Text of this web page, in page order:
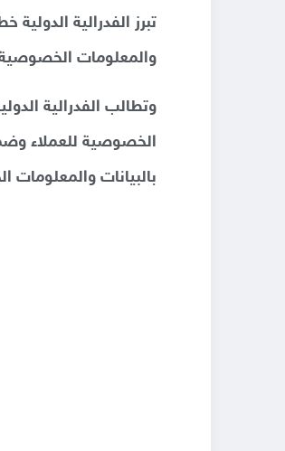
تبرز الفدرالية
والمعلومات الخصوصية
وتطالب الفدرالية
الخصوصية للعملاء
بالبيانات والمعلومات